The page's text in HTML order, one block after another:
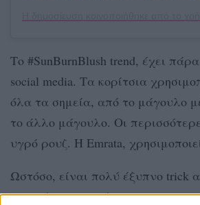
Το #SunBurnBlush trend, έχει
social media. Τα κορίτσια
όλα τα σημεία, από το μάγουλο
το άλλο μάγουλο. Οι
υγρό ρουζ. Η Emrata,
Ωστόσο, είναι πολύ έξυπνο trick
κραγιόν στην τσάντα σου, να το